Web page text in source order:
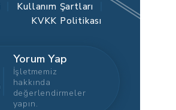
Kullanım Şartları
KVKK Politikası
Yorum Yap
İşletmemiz
hakkında
değerlendirmeler
yapın.